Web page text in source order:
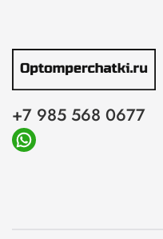
+7 985 568 0677